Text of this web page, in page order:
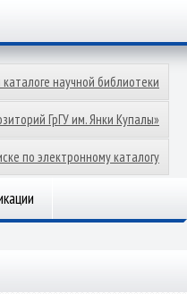
научной библиотеки
ГрГУ им. Янки Купалы»
по электронному каталогу